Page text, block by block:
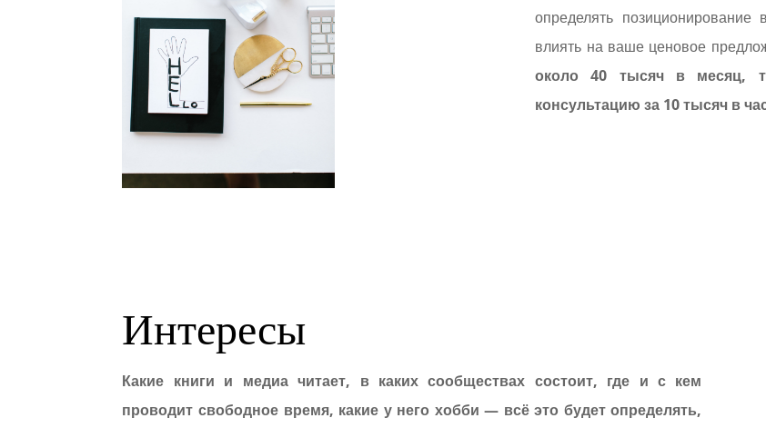
определять
влиять на ваше ценовое
около 40 тысяч в месяц,
консультацию за 10 тысяч в
Интересы
Какие книги и медиа читает, в каких сообществах состоит, где и с кем
проводит свободное время, какие у него хобби — всё это будет определять,